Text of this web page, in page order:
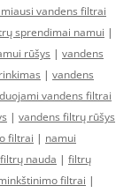
vandens filtrai
sprendimai namui |
rūšys | vandens
| vandens
vandens filtrai
| vandens filtrų rūšys
filtrai | namui
nauda | filtrų
filtrai |